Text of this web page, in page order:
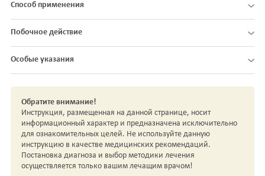
Способ применения
Побочное действие
Особые указания
Обратите внимание!
Инструкция, размещенная на данной странице, носит
информационный характер и предназначена исключительно
для ознакомительных целей. Не используйте данную
инструкцию в качестве медицинских рекомендаций.
Постановка диагноза и выбор методики лечения
осуществляется только вашим лечащим врачом!